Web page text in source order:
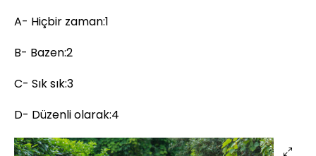
A- Hiçbir zaman:1
B- Bazen:2
C- Sık sık:3
D- Düzenli olarak:4